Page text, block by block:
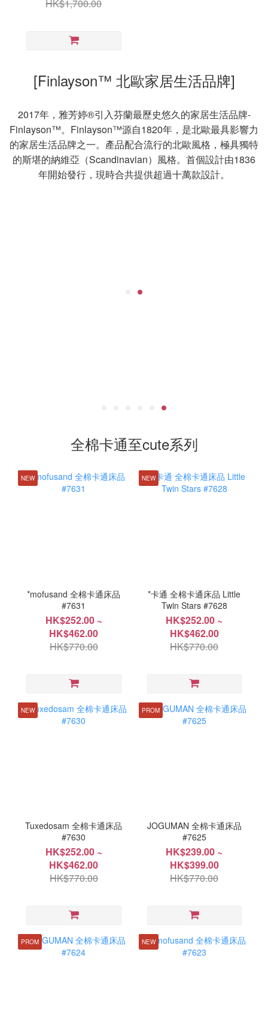
HK$1,700.00
[Finlayson™ 北歐家居生活品牌]
2017年，雅芳婷®引入芬蘭最歷史悠久的家居生活品牌-
Finlayson™。Finlayson™源自1820年，是北歐最具影響力
的家居生活品牌之一。產品配合流行的北歐風格，極具獨特
的斯堪的納維亞（Scandinavian）風格。首個設計由1836
年開始發行，現時合共提供超過十萬款設計。
全棉卡通至cute系列
NEW
*mofusand 全棉卡通床品
#7631
HK$252.00 ~
HK$462.00
HK$770.00
NEW
*卡通 全棉卡通床品 Little
Twin Stars #7628
HK$252.00 ~
HK$462.00
HK$770.00
NEW
Tuxedosam 全棉卡通床品
#7630
HK$252.00 ~
HK$462.00
HK$770.00
PROM
JOGUMAN 全棉卡通床品
#7625
HK$239.00 ~
HK$399.00
HK$770.00
PROM NEW